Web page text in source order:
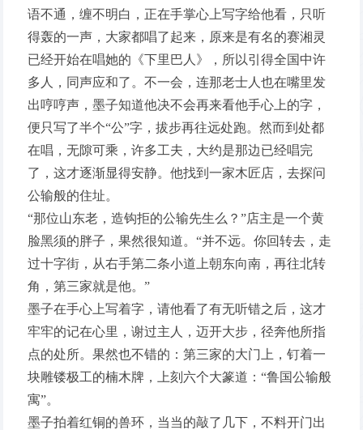
语不通，缠不明白，正在手掌心上写字给他看，只听
得轰的一声，大家都唱了起来，原来是有名的赛湘灵
已经开始在唱她的《下里巴人》，所以引得全国中许
多人，同声应和了。不一会，连那老士人也在嘴里发
出哼哼声，墨子知道他决不会再来看他手心上的字，
便只写了半个“公”字，拔步再往远处跑。然而到处都
在唱，无隙可乘，许多工夫，大约是那边已经唱完
了，这才逐渐显得安静。他找到一家木匠店，去探问
公输般的住址。
“那位山东老，造钩拒的公输先生么？”店主是一个黄
脸黑须的胖子，果然很知道。“并不远。你回转去，走
过十字街，从右手第二条小道上朝东向南，再往北转
角，第三家就是他。”
墨子在手心上写着字，请他看了有无听错之后，这才
牢牢的记在心里，谢过主人，迈开大步，径奔他所指
点的处所。果然也不错的：第三家的大门上，钉着一
块雕镂极工的楠木牌，上刻六个大篆道：“鲁国公输般
寓”。
墨子拍着红铜的兽环，当当的敲了几下，不料开门出